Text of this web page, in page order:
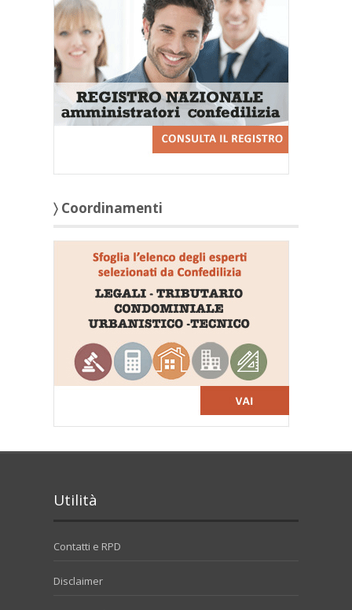
〉 Coordinamenti
Utilità
Contatti e RPD
Disclaimer